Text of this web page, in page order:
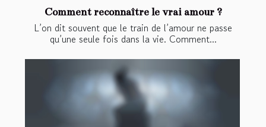
Comment reconnaître le vrai amour ?
L’on dit souvent que le train de l’amour ne passe
qu’une seule fois dans la vie. Comment...